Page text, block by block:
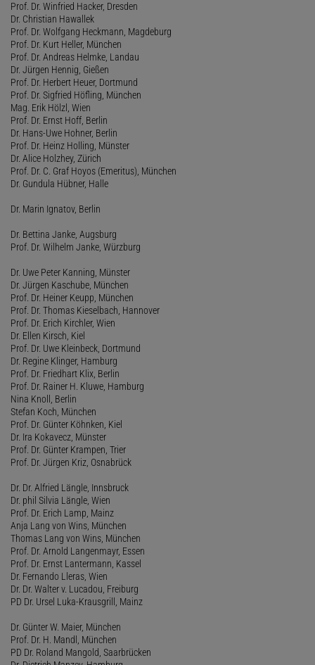
Prof. Dr. Winfried Hacker, Dresden
Dr. Christian Hawallek
Prof. Dr. Wolfgang Heckmann, Magdeburg
Prof. Dr. Kurt Heller, München
Prof. Dr. Andreas Helmke, Landau
Dr. Jürgen Hennig, Gießen
Prof. Dr. Herbert Heuer, Dortmund
Prof. Dr. Sigfried Höfling, München
Mag. Erik Hölzl, Wien
Prof. Dr. Ernst Hoff, Berlin
Dr. Hans-Uwe Hohner, Berlin
Prof. Dr. Heinz Holling, Münster
Dr. Alice Holzhey, Zürich
Prof. Dr. C. Graf Hoyos (Emeritus), München
Dr. Gundula Hübner, Halle
Dr. Marin Ignatov, Berlin
Dr. Bettina Janke, Augsburg
Prof. Dr. Wilhelm Janke, Würzburg
Dr. Uwe Peter Kanning, Münster
Dr. Jürgen Kaschube, München
Prof. Dr. Heiner Keupp, München
Prof. Dr. Thomas Kieselbach, Hannover
Prof. Dr. Erich Kirchler, Wien
Dr. Ellen Kirsch, Kiel
Prof. Dr. Uwe Kleinbeck, Dortmund
Dr. Regine Klinger, Hamburg
Prof. Dr. Friedhart Klix, Berlin
Prof. Dr. Rainer H. Kluwe, Hamburg
Nina Knoll, Berlin
Stefan Koch, München
Prof. Dr. Günter Köhnken, Kiel
Dr. Ira Kokavecz, Münster
Prof. Dr. Günter Krampen, Trier
Prof. Dr. Jürgen Kriz, Osnabrück
Dr. Dr. Alfried Längle, Innsbruck
Dr. phil Silvia Längle, Wien
Prof. Dr. Erich Lamp, Mainz
Anja Lang von Wins, München
Thomas Lang von Wins, München
Prof. Dr. Arnold Langenmayr, Essen
Prof. Dr. Ernst Lantermann, Kassel
Dr. Fernando Lleras, Wien
Dr. Dr. Walter v. Lucadou, Freiburg
PD Dr. Ursel Luka-Krausgrill, Mainz
Dr. Günter W. Maier, München
Prof. Dr. H. Mandl, München
PD Dr. Roland Mangold, Saarbrücken